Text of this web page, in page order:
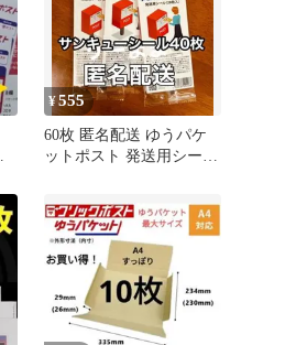
コポス クリックポスト
ゆうパケット ポスト投函
ネットショップ 配送用
郵送 梱包用品 業務用
¥555
60枚 匿名配送 ゆうパケ
ットポスト 発送用シール